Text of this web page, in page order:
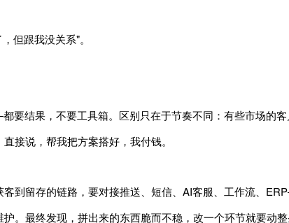
但跟我没关系"。
要结果，不要工具箱。区别只在于节奏不同：有些市场的
接说，帮我把方案搭好，我付钱。
客到留存的链路，要对接推送、短信、AI客服、工作流、
。最终发现，拼出来的东西脆而不稳，改一个环节就要动整